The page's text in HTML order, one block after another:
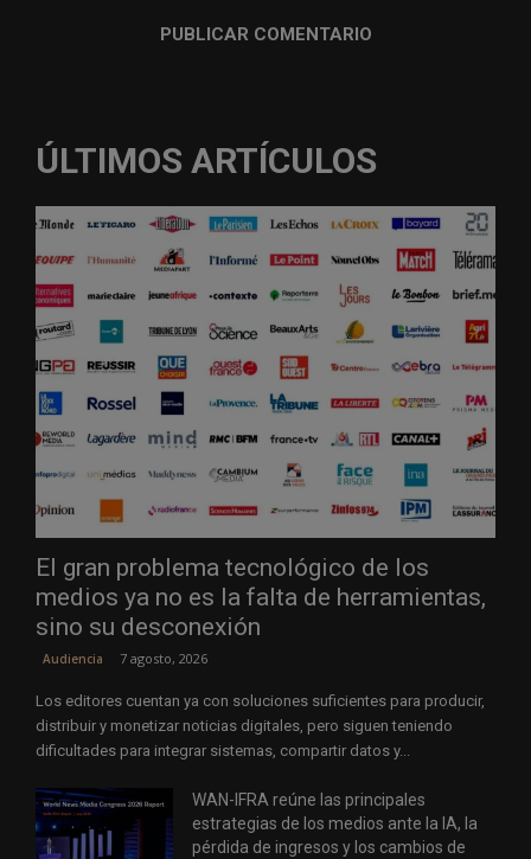
ÚLTIMOS ARTÍCULOS
El gran problema tecnológico de los
medios ya no es la falta de herramientas,
sino su desconexión
Audiencia 7 agosto, 2026
Los editores cuentan ya con soluciones suficientes para producir,
distribuir y monetizar noticias digitales, pero siguen teniendo
dificultades para integrar sistemas, compartir datos y...
WAN-IFRA reúne las principales
estrategias de los medios ante la IA, la
pérdida de ingresos y los cambios de